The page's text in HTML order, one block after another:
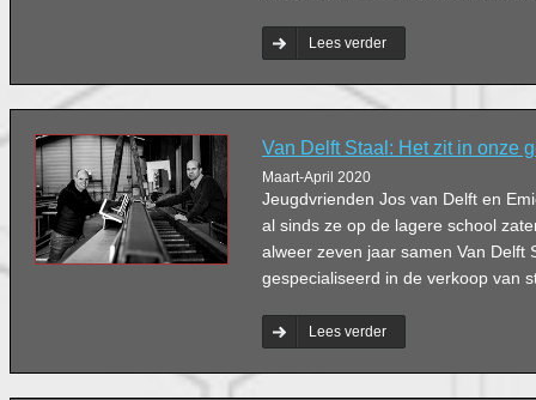
Lees verder
Van Delft Staal: Het zit in onze
Maart-April 2020
Jeugdvrienden Jos van Delft en
al sinds ze op de lagere school
alweer zeven jaar samen Van Delft
gespecialiseerd in de verkoop van
Lees verder